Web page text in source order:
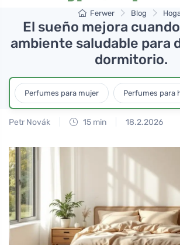
Ferwer Blog
El sueño mejora
ambiente saludable para
dormitorio.
Perfumes para mujer Perfumes para
Petr Novák 15 min 18.2.2026